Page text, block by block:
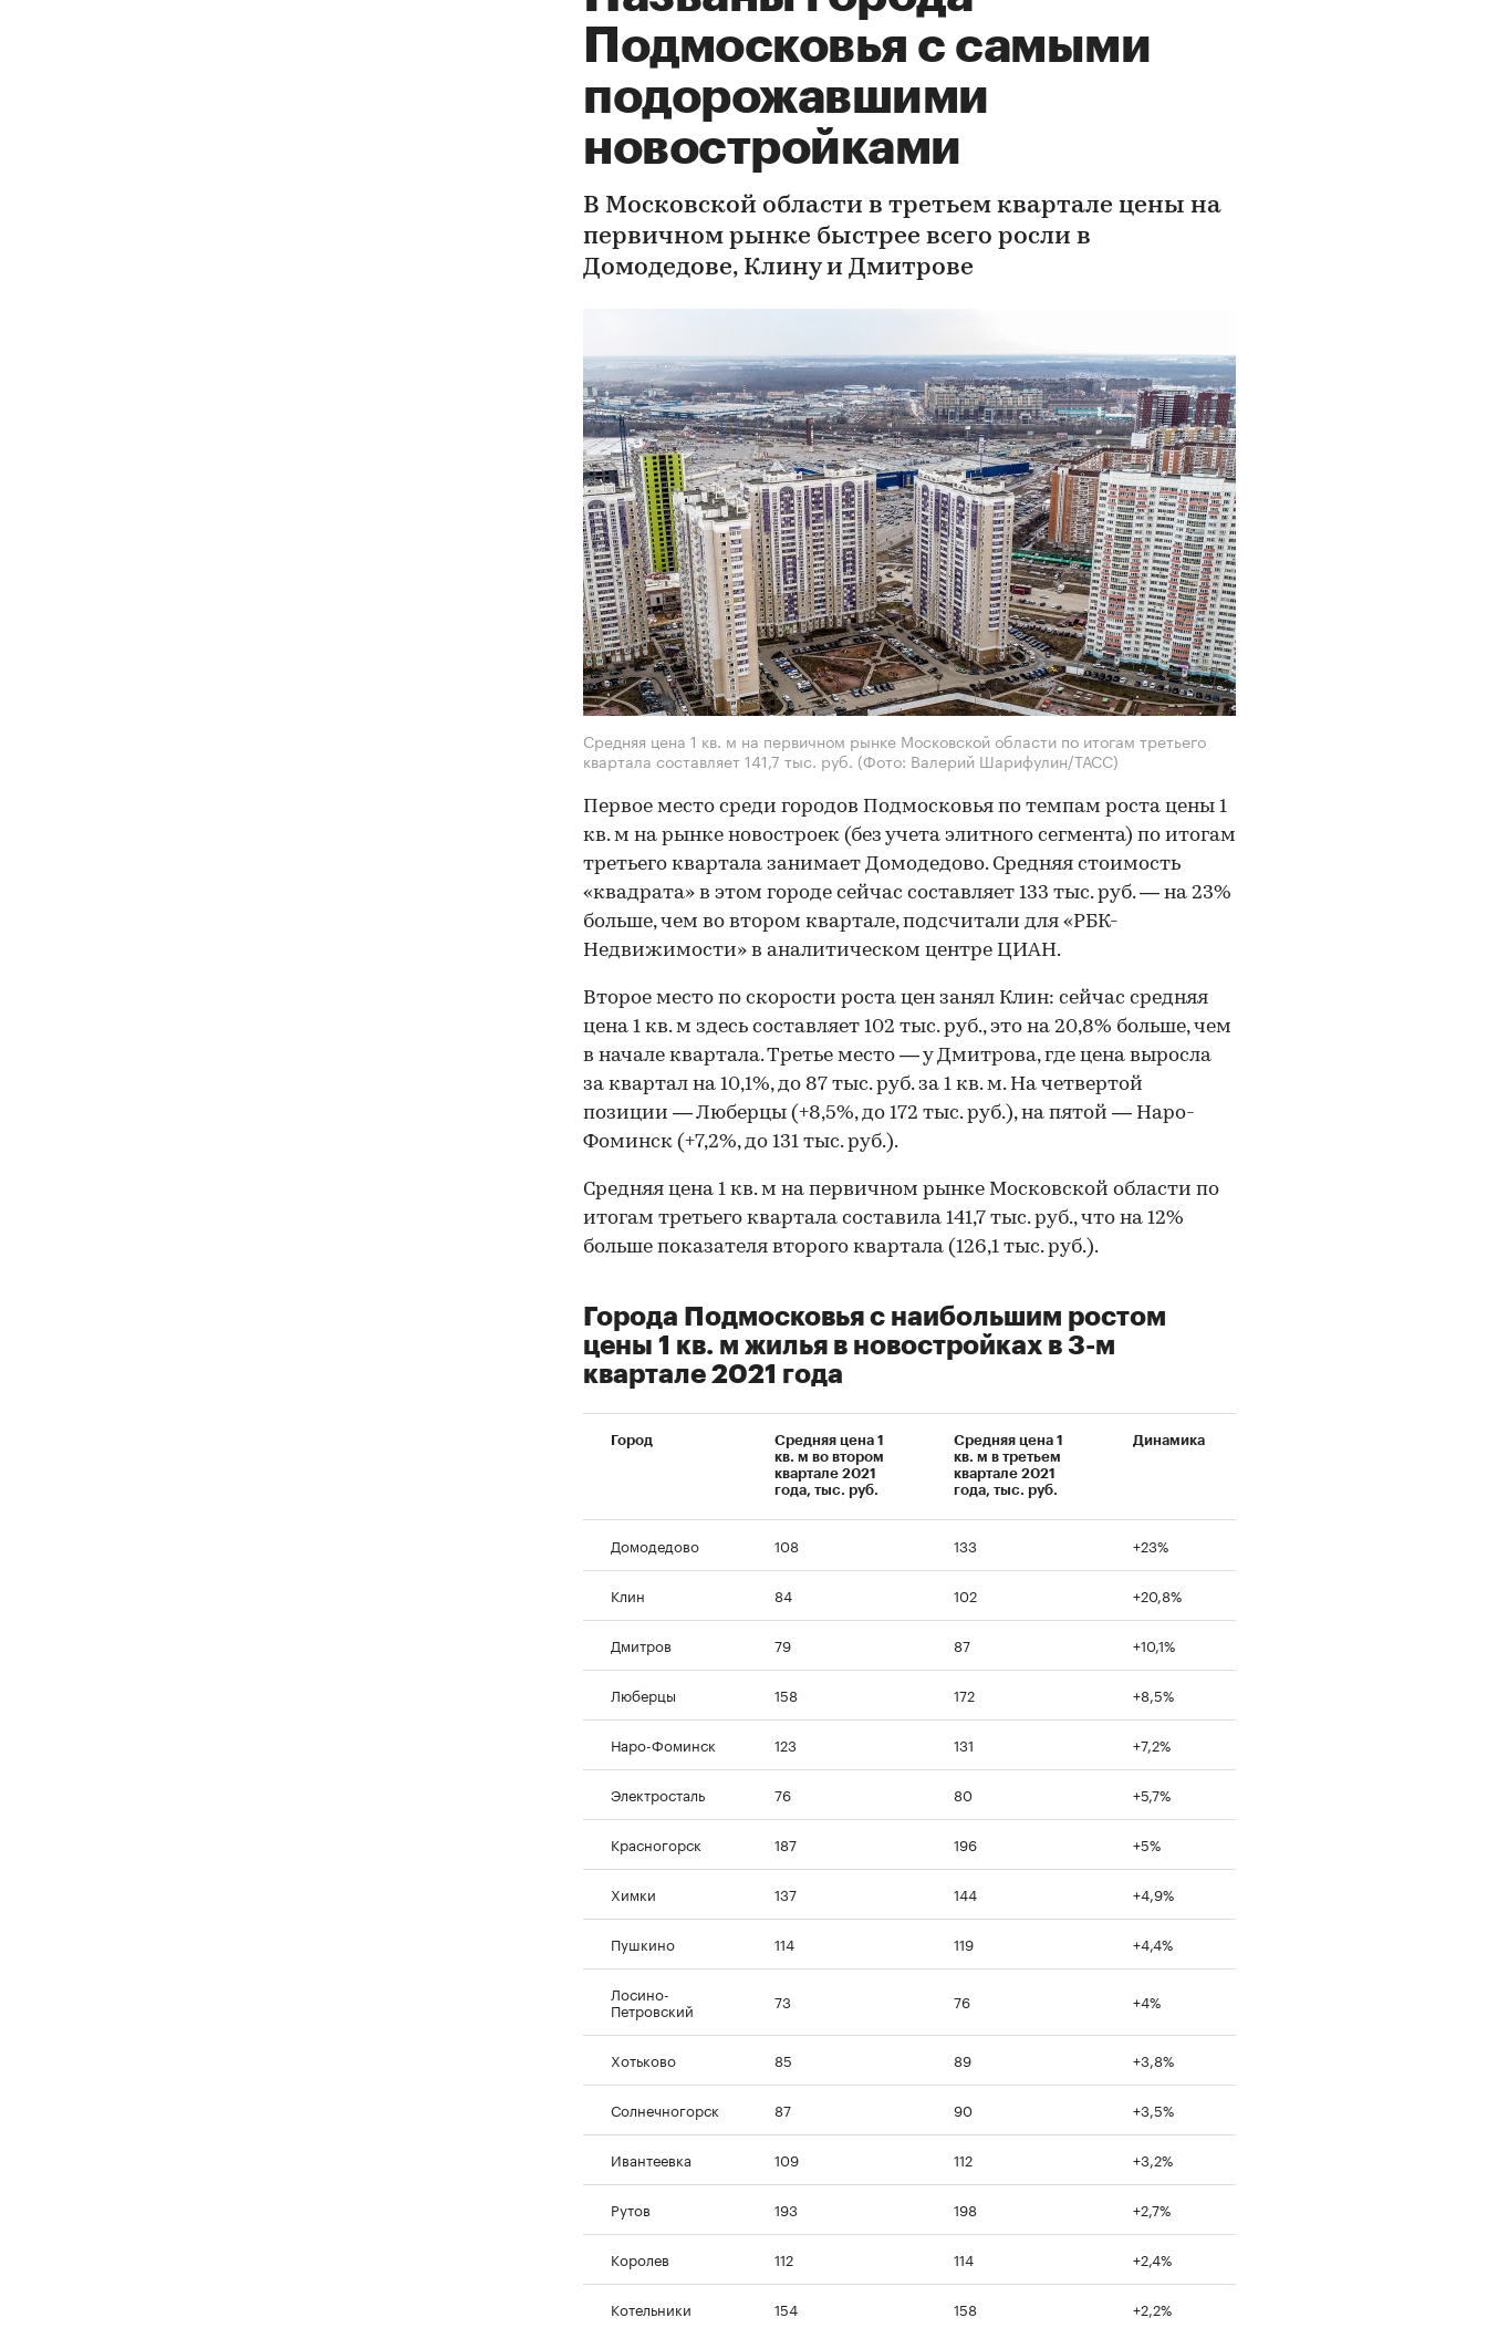
Подмосковья с самыми
подорожавшими
новостройками
В Московской области в третьем квартале цены на
первичном рынке быстрее всего росли в
Домодедове, Клину и Дмитрове
Средняя цена 1 кв. м на первичном рынке Московской области по итогам третьего
квартала составляет 141,7 тыс. руб. (Фото: Валерий Шарифулин/ТАСС)
Первое место среди городов Подмосковья по темпам роста цены 1
кв. м на рынке новостроек (без учета элитного сегмента) по итогам
третьего квартала занимает Домодедово. Средняя стоимость
«квадрата» в этом городе сейчас составляет 133 тыс. руб. — на 23%
больше, чем во втором квартале, подсчитали для «РБК-
Недвижимости» в аналитическом центре ЦИАН.
Второе место по скорости роста цен занял Клин: сейчас средняя
цена 1 кв. м здесь составляет 102 тыс. руб., это на 20,8% больше, чем
в начале квартала. Третье место — у Дмитрова, где цена выросла
за квартал на 10,1%, до 87 тыс. руб. за 1 кв. м. На четвертой
позиции — Люберцы (+8,5%, до 172 тыс. руб.), на пятой — Наро-
Фоминск (+7,2%, до 131 тыс. руб.).
Средняя цена 1 кв. м на первичном рынке Московской области по
итогам третьего квартала составила 141,7 тыс. руб., что на 12%
больше показателя второго квартала (126,1 тыс. руб.).
Города Подмосковья с наибольшим ростом
цены 1 кв. м жилья в новостройках в 3-м
квартале 2021 года
Город
Средняя цена 1
кв. м во втором
квартале 2021
года, тыс. руб.
Средняя цена 1
кв. м в третьем
квартале 2021
года, тыс. руб.
Динамика
Домодедово 108 133 +23%
Клин 84 102 +20,8%
Дмитров 79 87 +10,1%
Люберцы 158 172 +8,5%
Наро-Фоминск 123 131 +7,2%
Электросталь 76 80 +5,7%
Красногорск 187 196 +5%
Химки 137 144 +4,9%
Пушкино 114 119 +4,4%
Лосино-
Петровский 73 76 +4%
Хотьково 85 89 +3,8%
Солнечногорск 87 90 +3,5%
Ивантеевка 109 112 +3,2%
Рутов 193 198 +2,7%
Королев 112 114 +2,4%
Котельники 154 158 +2,2%